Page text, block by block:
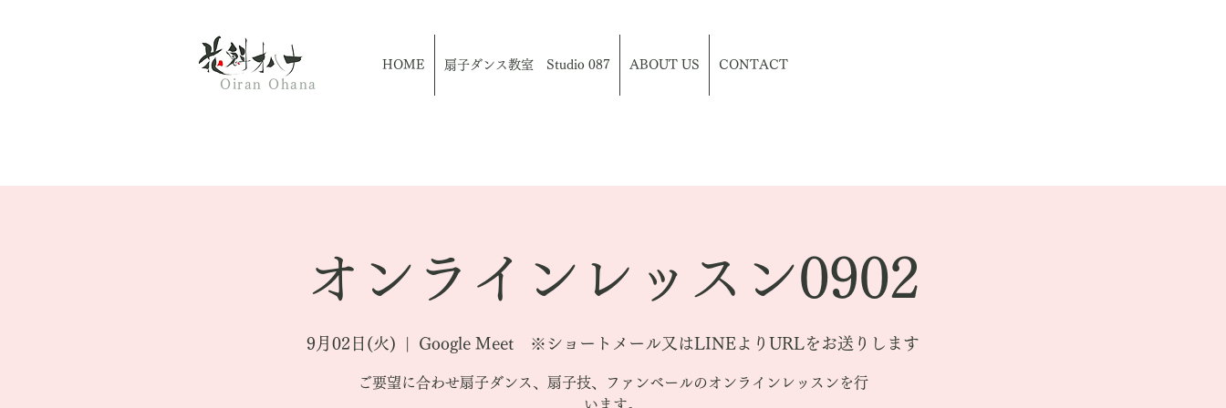
Oiran Ohana
HOME 扇子ダンス教室 Studio 087 ABOUT US CONTACT
オンラインレッスン0902
9月02日(火) Google Meet ※ショートメール又はLINEよりURLをお送りします
ご要望に合わせ扇子ダンス、扇子技、ファンベールのオンラインレッスンを行
います。